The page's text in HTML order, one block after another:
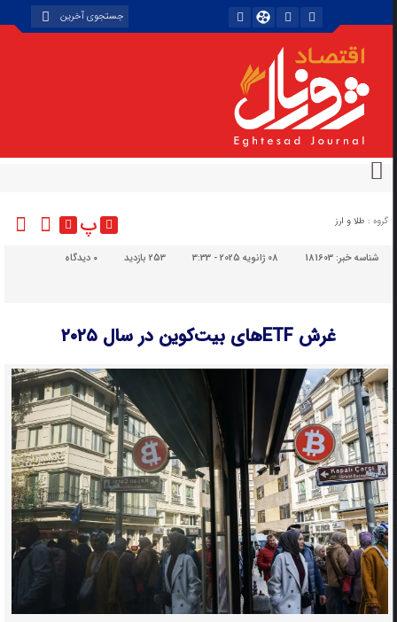
گروه : طلا و ارز پ
شناسه خبر:181603 08 ژانویه 2025 - 3:33 253 بازدید دیدگاه
غرش ETFهای بیت‌کوین در سال ۲۰۲۵